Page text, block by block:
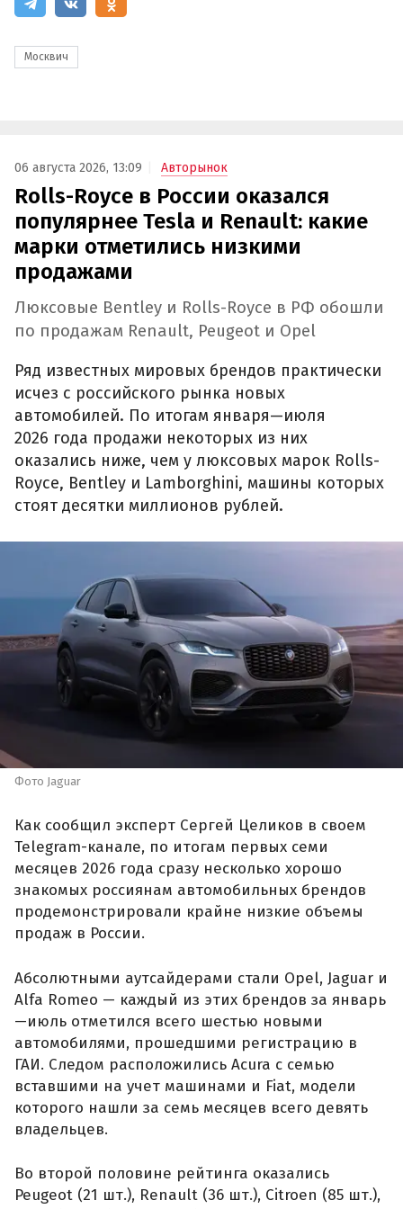
Москвич
06 августа 2026, 13:09 Авторынок
Rolls-Royce в России оказался
популярнее Tesla и Renault: какие
марки отметились низкими
продажами
Люксовые Bentley и Rolls-Royce в РФ обошли
по продажам Renault, Peugeot и Opel
Ряд известных мировых брендов практически
исчез с российского рынка новых
автомобилей. По итогам января—июля
2026 года продажи некоторых из них
оказались ниже, чем у люксовых марок Rolls-
Royce, Bentley и Lamborghini, машины которых
стоят десятки миллионов рублей.
Фото Jaguar
Как сообщил эксперт Сергей Целиков в своем
Telegram-канале, по итогам первых семи
месяцев 2026 года сразу несколько хорошо
знакомых россиянам автомобильных брендов
продемонстрировали крайне низкие объемы
продаж в России.
Абсолютными аутсайдерами стали Opel, Jaguar и
Alfa Romeo — каждый из этих брендов за январь
—июль отметился всего шестью новыми
автомобилями, прошедшими регистрацию в
ГАИ. Следом расположились Acura с семью
вставшими на учет машинами и Fiat, модели
которого нашли за семь месяцев всего девять
владельцев.
Во второй половине рейтинга оказались
Peugeot (21 шт.), Renault (36 шт.), Citroen (85 шт.),